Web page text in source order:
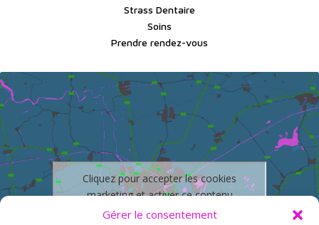
Gérer le consentement
Strass Dentaire
Soins
Prendre rendez-vous
Cliquez pour accepter les cookies
marketing et activer ce contenu